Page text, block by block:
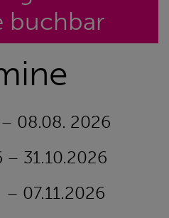
buchbar
08.08. 2026
– 31.10.2026
07.11.2026